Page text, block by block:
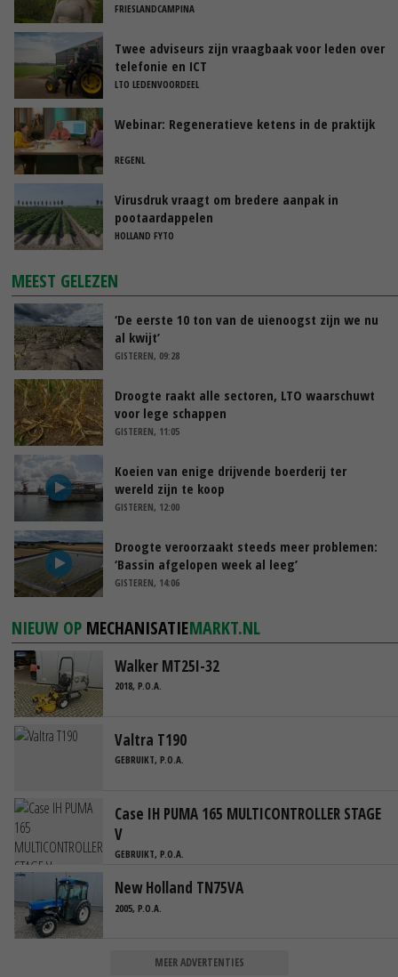
FRIESLANDCAMPINA
Twee adviseurs zijn vraagbaak voor leden over
telefonie en ICT
LTO LEDENVOORDEEL
Webinar: Regeneratieve ketens in de praktijk
REGENL
Virusdruk vraagt om bredere aanpak in
pootaardappelen
HOLLAND FYTO
MEEST GELEZEN
‘De eerste 10 ton van de uienoogst zijn we nu
al kwijt’
GISTEREN, 09:28
Droogte raakt alle sectoren, LTO waarschuwt
voor lege schappen
GISTEREN, 11:05
Koeien van enige drijvende boerderij ter
wereld zijn te koop
GISTEREN, 12:00
Droogte veroorzaakt steeds meer problemen:
‘Bassin afgelopen week al leeg’
GISTEREN, 14:06
NIEUW OP MECHANISATIEMARKT.NL
Walker MT25I-32
2018, P.O.A.
Valtra T190
GEBRUIKT, P.O.A.
Case IH PUMA 165 MULTICONTROLLER STAGE
V
GEBRUIKT, P.O.A.
New Holland TN75VA
2005, P.O.A.
MEER ADVERTENTIES